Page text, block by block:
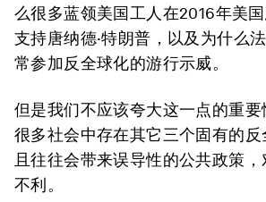
么很多蓝领美国工人在2016年美
支持唐纳德·特朗普，以及为什么
常参加反全球化的游行示威。
但是我们不应该夸大这一点的重
很多社会中存在其它三个固有的
且往往会带来误导性的公共政策
不利。